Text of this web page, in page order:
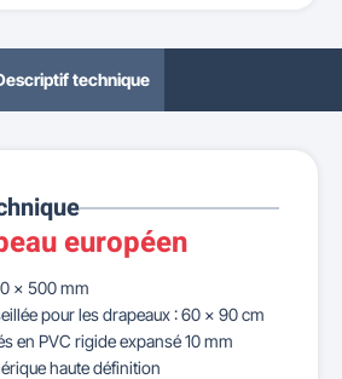
technique
européen
x 500 mm
pour les drapeaux : 60 x 90 cm
en PVC rigide expansé 10 mm
haute définition